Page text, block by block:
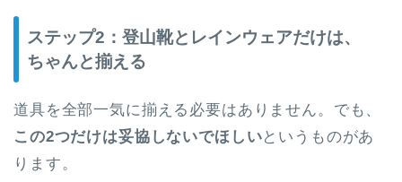
ステップ2：登山靴とレインウェアだけは、
ちゃんと揃える
道具を全部一気に揃える必要はありません。でも、
この2つだけは妥協しないでほしいというものがあ
ります。